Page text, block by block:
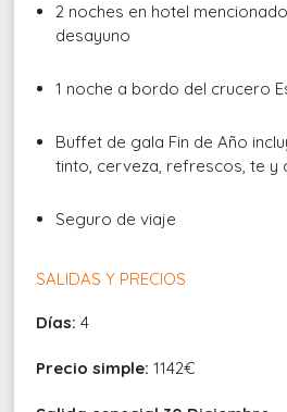
2 noches en hotel
desayuno
1 noche a bordo del crucero
Buffet de gala Fin de Año
tinto, cerveza, refrescos, te y
Seguro de viaje
SALIDAS Y PRECIOS
Días: 4
Precio simple: 1142€